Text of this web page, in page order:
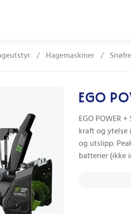
/ Hagemaskiner /
EGO
EGO POWER
kraft og ytelse
og utslipp.
batterier (ikke